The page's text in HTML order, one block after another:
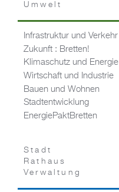
Umwelt
Infrastruktur und Verkehr
Zukunft : Bretten!
Klimaschutz und Energie
Wirtschaft und Industrie
Bauen und Wohnen
Stadtentwicklung
EnergiePaktBretten
Stadt
Rathaus
Verwaltung